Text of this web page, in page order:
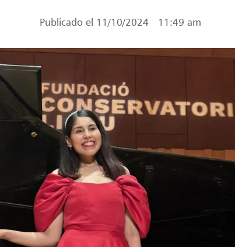
Publicado el 11/10/2024 11:49 am